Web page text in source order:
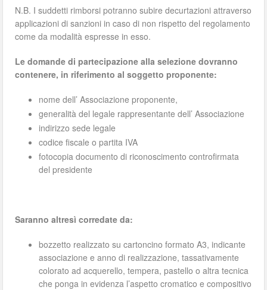
N.B. I suddetti rimborsi potranno subire decurtazioni attraverso
applicazioni di sanzioni in caso di non rispetto del regolamento
come da modalità espresse in esso.
Le domande di partecipazione alla selezione dovranno
contenere, in riferimento al soggetto proponente:
nome dell’ Associazione proponente,
generalità del legale rappresentante dell’ Associazione
indirizzo sede legale
codice fiscale o partita IVA
fotocopia documento di riconoscimento controfirmata
del presidente
Saranno altresì corredate da:
bozzetto realizzato su cartoncino formato A3, indicante
associazione e anno di realizzazione, tassativamente
colorato ad acquerello, tempera, pastello o altra tecnica
che ponga in evidenza l’aspetto cromatico e compositivo